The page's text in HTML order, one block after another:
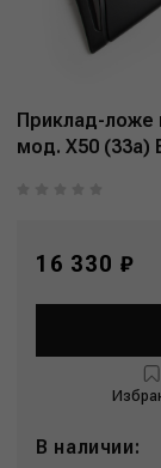
Приклад-ложе
мод. X50 (33a)
16 330 ₽
В наличии: